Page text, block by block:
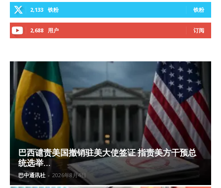
2,133 铁粉 铁粉
2,688 用户 订阅
巴西谴责美国撤销驻美大使签证 指责美方干预总
统选举...
巴中通讯社 - 2026年8月4日